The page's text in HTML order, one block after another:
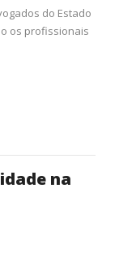
do Estado
os profissionais
na